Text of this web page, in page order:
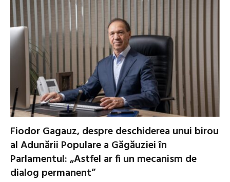
Fiodor Gagauz, despre deschiderea unui birou
al Adunării Populare a Găgăuziei în
Parlamentul: „Astfel ar fi un mecanism de
dialog permanent”